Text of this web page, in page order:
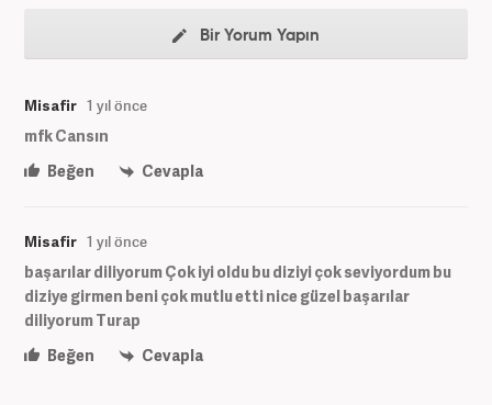
Bir Yorum Yapın
Misafir 1 yıl önce
mfk Cansın
Beğen
Cevapla
Misafir 1 yıl önce
başarılar diliyorum Çok iyi oldu bu diziyi çok seviyordum bu
diziye girmen beni çok mutlu etti nice güzel başarılar
diliyorum Turap
Beğen
Cevapla